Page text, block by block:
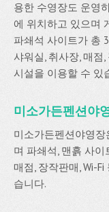
용한 수영장도 운영
에 위치하고 있으며
파쇄석 사이트가 총
샤워실, 취사장, 매점
시설을 이용할 수 있
미소가든펜션야
미소가든펜션야영
며 파쇄석, 맨흙 사이
매점, 장작판매, Wi-
습니다.